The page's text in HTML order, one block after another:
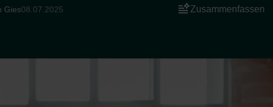
Gies08.07.2025 Zusammenfassen